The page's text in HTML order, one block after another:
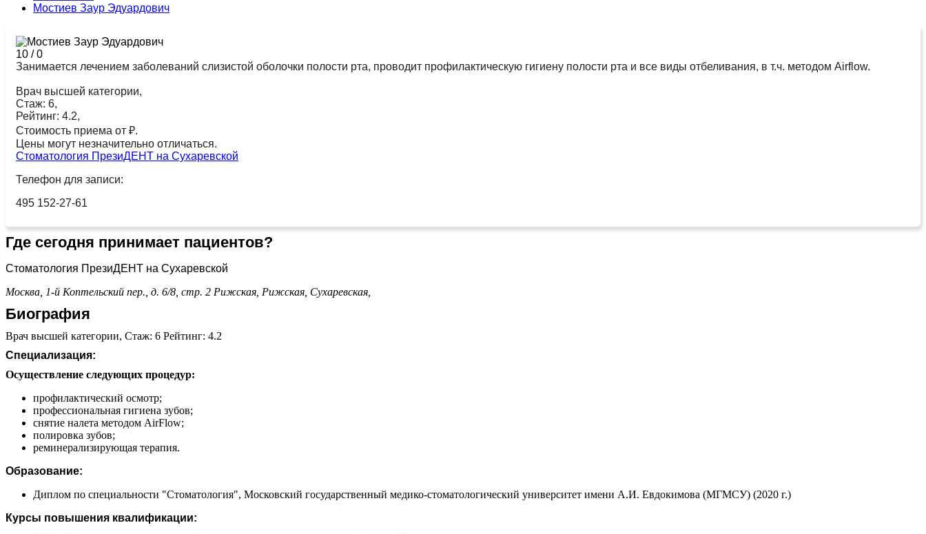
Мостиев Заур Эдуардович
10 /0
Занимается лечением заболеваний слизистой оболочки полости рта, проводит профилактическую гигиену полости рта и все виды отбеливания, в т.ч. методом Airflow.
Врач высшей категории,
Стаж: 6,
Рейтинг: 4.2,
Стоимость приема от ₽.
Цены могут незначительно отличаться.
Стоматология ПрезиДЕНТ на Сухаревской
Телефон для записи:
495 152-27-61
Где сегодня принимает пациентов?
Стоматология ПрезиДЕНТ на Сухаревской
Москва, 1-й Коптельский пер., д. 6/8, стр. 2 Рижская, Рижская, Сухаревская,
Биография
Врач высшей категории, Стаж: 6 Рейтинг: 4.2
Специализация:
Осуществление следующих процедур:
профилактический осмотр;
профессиональная гигиена зубов;
снятие налета методом AirFlow;
полировка зубов;
реминерализирующая терапия.
Образование:
Диплом по специальности "Стоматология", Московский государственный медико-стоматологический университет имени А.И. Евдокимова (МГМСУ) (2020 г.)
Курсы повышения квалификации: